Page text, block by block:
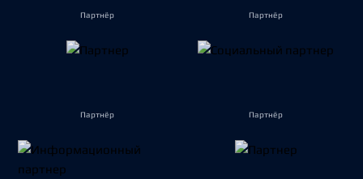
Партнёр Партнёр
Партнёр Партнёр